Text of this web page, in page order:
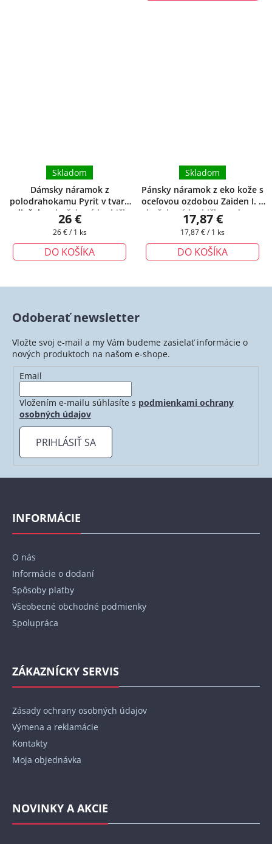
Dámsky náramok z
polodrahokamu Pyrit v tvare
srdiečok
+ darčeková krabička
zadarmo
Skladom
26 €
Jednotková
cena:
26 € / 1 ks
DO KOŠÍKA
Pánsky náramok z eko kože s
oceľovou ozdobou Zaiden I. +
darčeková krabička zadarmo
Skladom
17,87 €
Jednotková
cena:
17,87 € / 1 ks
DO KOŠÍKA
Odoberať newsletter
Vložte svoj e-mail a my Vám budeme zasielať informácie o
nových produktoch na našom e-shope.
Email
Vložením e-mailu súhlasíte s podmienkami ochrany
osobných údajov
PRIHLÁSIŤ SA
Z
INFORMÁCIE
O nás
Informácie o dodaní
Spôsoby platby
Všeobecné obchodné podmienky
Spolupráca
ZÁKAZNÍCKY SERVIS
Zásady ochrany osobných údajov
Výmena a reklamácie
Kontakty
Moja objednávka
NOVINKY A AKCIE